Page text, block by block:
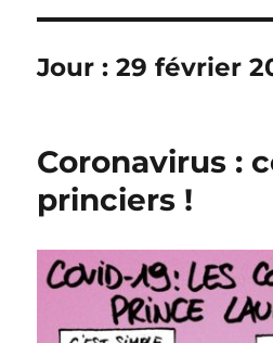
Jour :29 février
Coronavirus :
princiers !